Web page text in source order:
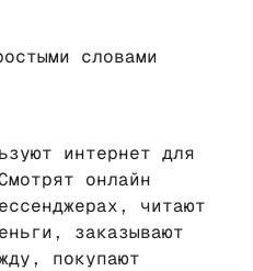
интернет для
онлайн
читают
заказывают
покупают